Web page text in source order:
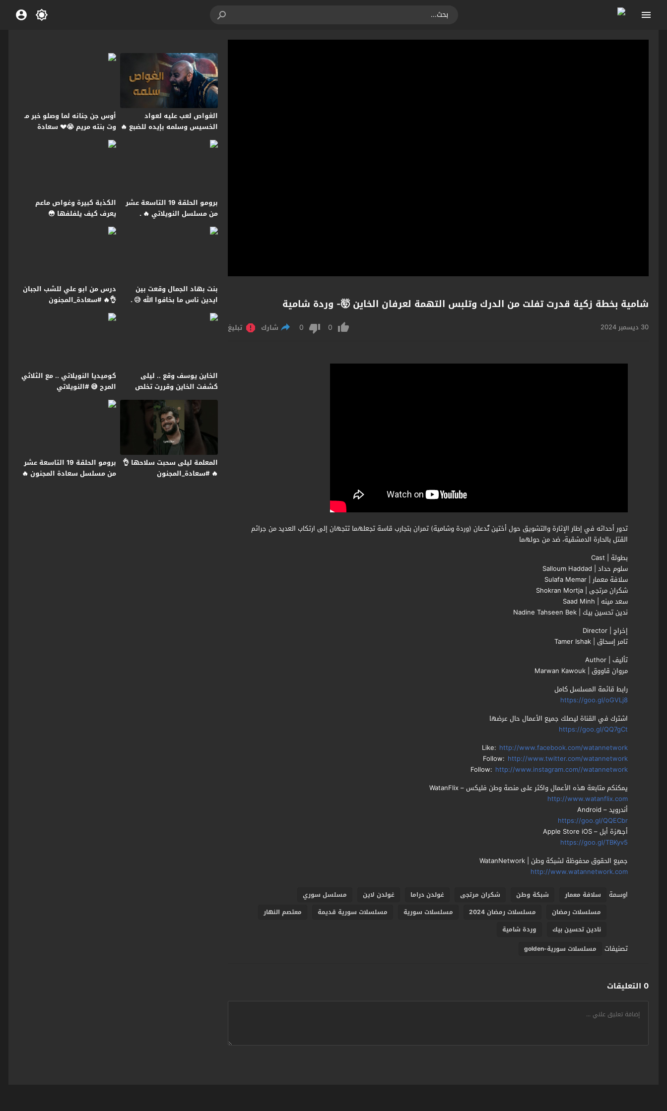
شامية بخطة زكية قدرت تفلت من الدرك وتلبس التهمة لعرفان الخاين 🤯- وردة شامية
30 ديسمبر 2024 0
0 شارك تبليغ
تدور أحداثه في إطار الإثارة والتشويق حول أختين تٌدعان (وردة وشامية) تمران بتجارب قاسة تجعلهما تتجهان إلى ارتكاب العديد من جرائم
القتل بالحارة الدمشقية، ضد من حولهما
بطولة | Cast
سلوم حداد | Salloum Haddad
سلافة معمار | Sulafa Memar
شكران مرتجى | Shokran Mortja
سعد مينه | Saad Minh
ندين تحسين بيك | Nadine Tahseen Bek
إخراج | Director
تامر إسحاق | Tamer Ishak
تأليف | Author
مروان قاووق | Marwan Kawouk
رابط قائمة المسلسل كامل
https://goo.gl/oGVLj8
اشترك في القناة ليصلك جميع الأعمال حال عرضها
https://goo.gl/QQ7gCt
Like: http://www.facebook.com/watannetwork
Follow: http://www.twitter.com/watannetwork
Follow: http://www.instagram.com//watannetwork
يمكنكم متابعة هذه الأعمال واكثر على منصة وطن فليكس – WatanFlix
http://www.watanflix.com
أندرويد – Android
https://goo.gl/QQECbr
أجهزة أبل – Apple Store iOS
https://goo.gl/TBKyv5
جميع الحقوق محفوظة لشبكة وطن | WatanNetwork
http://www.watannetwork.com
اوسمة
سلافة معمار شبكة وطن شكران مرتجى غولدن دراما غولدن لاين
مسلسل سوري
مسلسلات رمضان
مسلسلات رمضان 2024 مسلسلات سورية مسلسلات سورية قديمة
معتصم النهار
نادين تحسين بيك
وردة شامية
تصنيفات مسلسلات سورية-golden
0 التعليقات
الغواص لعب عليه لعواد
الخسيس وسلمه بإيده للضبع 🔥
ـ النويلاتي
أوس جن جنانه لما وصلو خبر مـ
وت بنته مريم 😭💔 سعادة
المجنون
برومو الحلقة 19 التاسعة عشر
من مسلسل النويلاتي 🔥 ـ
رمضان2026
الكذبة كبيرة وغواص ماعم
يعرف كيف يلفلفها 😳
#النويلاتي #رمضان2026
بنت بهاد الجمال وقعت بين
ايدين ناس ما بخافوا الله 😥 ـ
النويلاتي
درس من ابو علي للشب الجبان
👌🔥 #سعادة_المجنون
#رمضان2026 #غولدن_لاين
الخاين يوسف وقع .. ليلى
كشفت الخاين وقررت تخلص
عليه 🔥😱 سعادة المجنون
كوميديا النويلاتي .. مع الثلاثي
المرح 😅 #النويلاتي
#رمضان2026
المعلمة ليلى سحبت سلاحها 👌
🔥 #سعادة_المجنون
برومو الحلقة 19 التاسعة عشر
من مسلسل سعادة المجنون 🔥